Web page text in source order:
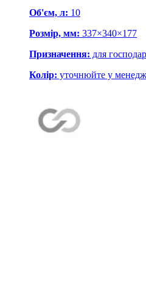
Об'єм, л: 10
Розмір, мм: 337×340×177
Призначення: для
Колір: уточнюйте у